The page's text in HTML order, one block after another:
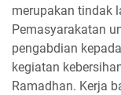
merupakan tindak
Pemasyarakatan
pengabdian
kegiatan
Ramadhan. Kerja